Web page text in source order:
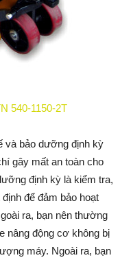
540-1150-2T
và bảo dưỡng định kỳ
gây mất an toàn cho
định kỳ là kiểm tra,
để đảm bảo hoạt
ra, bạn nên thường
nâng động cơ không bị
máy. Ngoài ra, bạn